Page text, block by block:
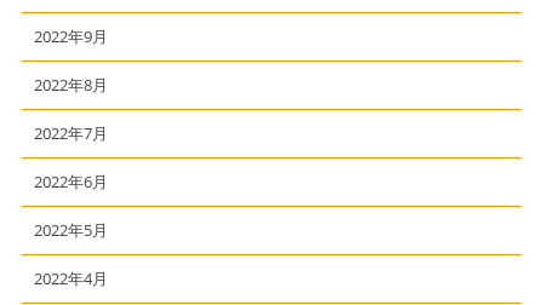
2022年9月
2022年8月
2022年7月
2022年6月
2022年5月
2022年4月